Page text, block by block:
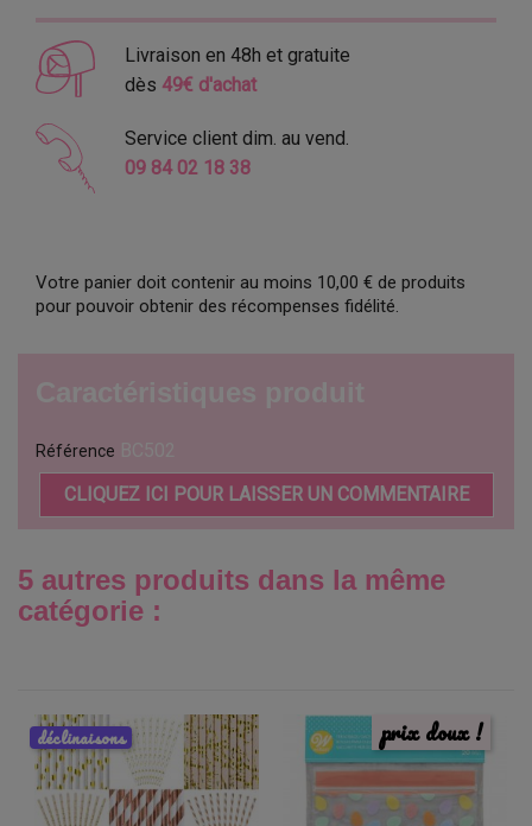
Livraison en 48h et gratuite
dès 49€ d'achat
Service client dim. au vend.
09 84 02 18 38
Votre panier doit contenir au moins 10,00 € de produits
pour pouvoir obtenir des récompenses fidélité.
Référence
CLIQUEZ ICI POUR LAISSER UN COMMENTAIRE
5 autres produits dans la même
catégorie :
déclinaisons prix doux !